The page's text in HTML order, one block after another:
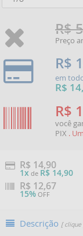
R$
Preço
R$
em
R$
R$
você
PIX .
R$ 14,90
1x de R$ 14,90
R$ 12,67
15% OFF
Descrição [